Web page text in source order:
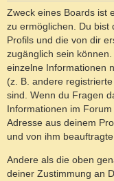
Zweck eines Boards ist
zu ermöglichen. Du bist
Profils und die von dir
zugänglich sein
einzelne Informationen
(z. B. andere
sind. Wenn du Fragen
Informationen im
Adresse aus deinem
und von ihm
Andere als die oben
deiner Zustimmung an